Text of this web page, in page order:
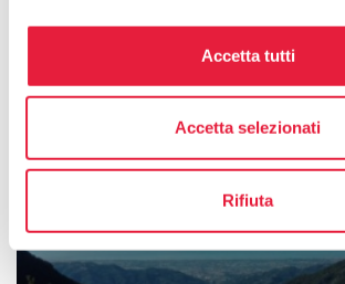
Accetta tutti
Accetta selezionati
Rifiuta
Festa pellegrina e
San Martino a